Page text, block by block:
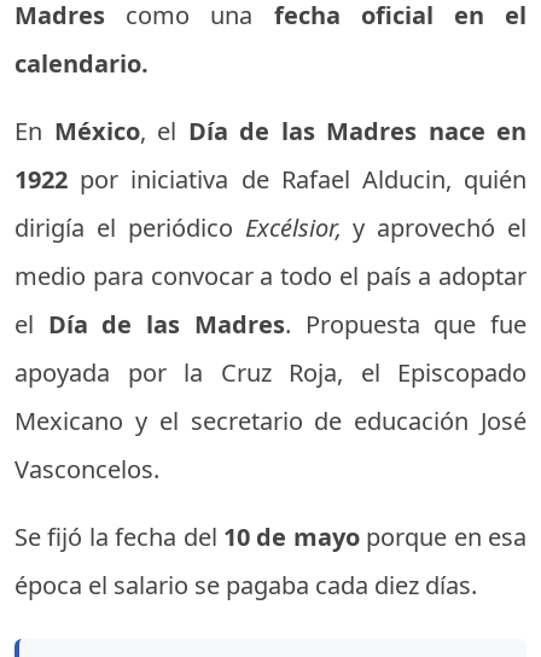
Madres como una fecha oficial en el
calendario.
En México, el Día de las Madres nace en
1922 por iniciativa de Rafael Alducin, quién
dirigía el periódico Excélsior, y aprovechó el
medio para convocar a todo el país a adoptar
el Día de las Madres. Propuesta que fue
apoyada por la Cruz Roja, el Episcopado
Mexicano y el secretario de educación José
Vasconcelos.
Se fijó la fecha del 10 de mayoporque en esa
época el salario se pagaba cada diez días.